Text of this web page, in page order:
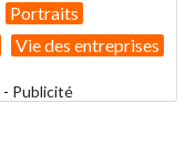
Portraits
Vie des entreprises
- Publicité